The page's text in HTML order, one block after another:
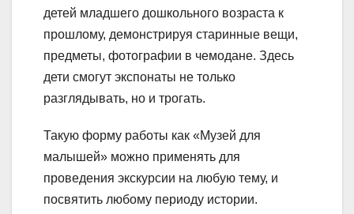
детей младшего дошкольного возраста к
прошлому, демонстрируя старинные вещи,
предметы, фотографии в чемодане. Здесь
дети смогут экспонаты не только
разглядывать, но и трогать.
Такую форму работы как «Музей для
малышей» можно применять для
проведения экскурсии на любую тему, и
посвятить любому периоду истории.